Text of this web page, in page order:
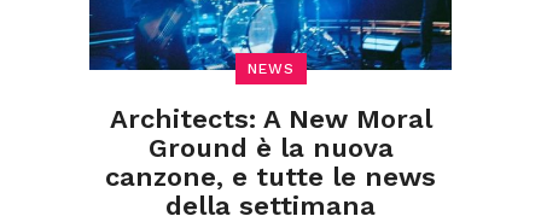
NEWS
Architects: A New Moral
Ground è la nuova
canzone, e tutte le news
della settimana